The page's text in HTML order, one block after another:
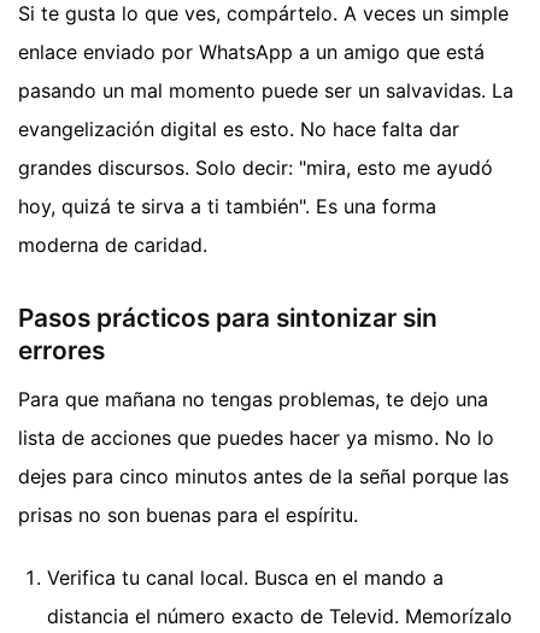
Si te gusta lo que ves, compártelo. A veces un simple
enlace enviado por WhatsApp a un amigo que está
pasando un mal momento puede ser un salvavidas. La
evangelización digital es esto. No hace falta dar
grandes discursos. Solo decir: "mira, esto me ayudó
hoy, quizá te sirva a ti también". Es una forma
moderna de caridad.
Pasos prácticos para sintonizar sin
errores
Para que mañana no tengas problemas, te dejo una
lista de acciones que puedes hacer ya mismo. No lo
dejes para cinco minutos antes de la señal porque las
prisas no son buenas para el espíritu.
Verifica tu canal local. Busca en el mando a
distancia el número exacto de Televid. Memorízalo